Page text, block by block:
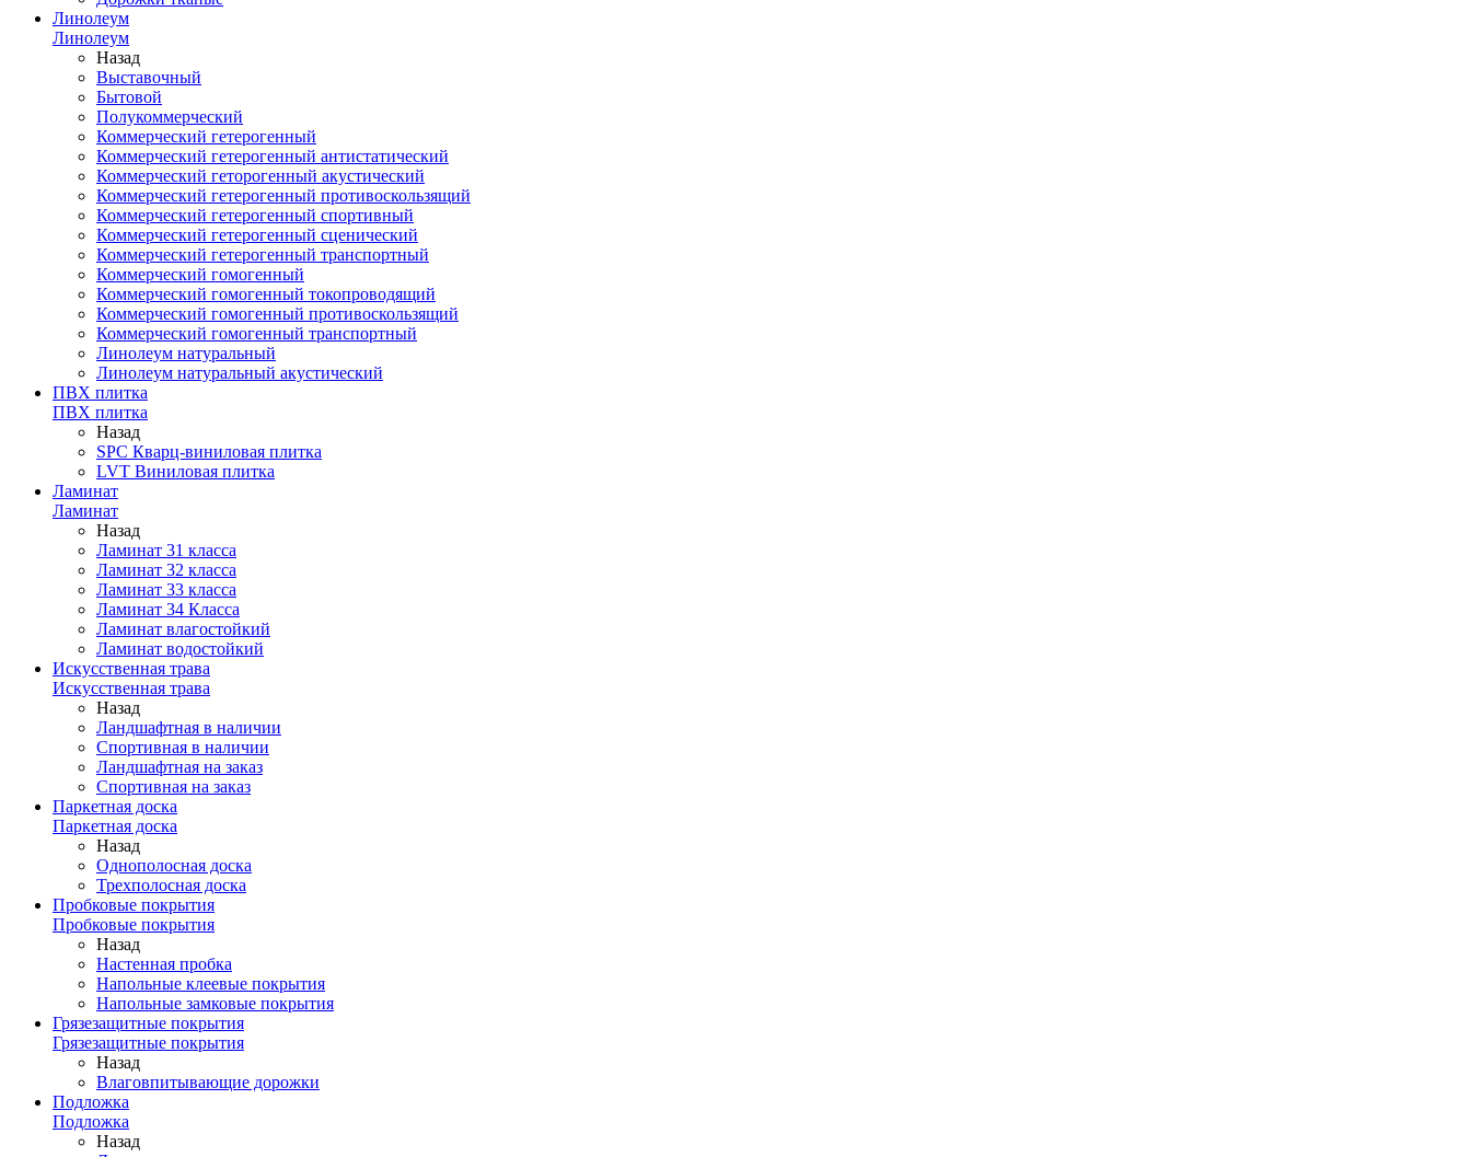
Линолеум
Линолеум
Назад
Выставочный
Бытовой
Полукоммерческий
Коммерческий гетерогенный
Коммерческий гетерогенный антистатический
Коммерческий геторогенный акустический
Коммерческий гетерогенный противоскользящий
Коммерческий гетерогенный спортивный
Коммерческий гетерогенный сценический
Коммерческий гетерогенный транспортный
Коммерческий гомогенный
Коммерческий гомогенный токопроводящий
Коммерческий гомогенный противоскользящий
Коммерческий гомогенный транспортный
Линолеум натуральный
Линолеум натуральный акустический
ПВХ плитка
ПВХ плитка
Назад
SPC Кварц-виниловая плитка
LVT Виниловая плитка
Ламинат
Ламинат
Назад
Ламинат 31 класса
Ламинат 32 класса
Ламинат 33 класса
Ламинат 34 Класса
Ламинат влагостойкий
Ламинат водостойкий
Искусственная трава
Искусственная трава
Назад
Ландшафтная в наличии
Спортивная в наличии
Ландшафтная на заказ
Спортивная на заказ
Паркетная доска
Паркетная доска
Назад
Однополосная доска
Трехполосная доска
Пробковые покрытия
Пробковые покрытия
Назад
Настенная пробка
Напольные клеевые покрытия
Напольные замковые покрытия
Грязезащитные покрытия
Грязезащитные покрытия
Назад
Влаговпитывающие дорожки
Подложка
Подложка
Назад